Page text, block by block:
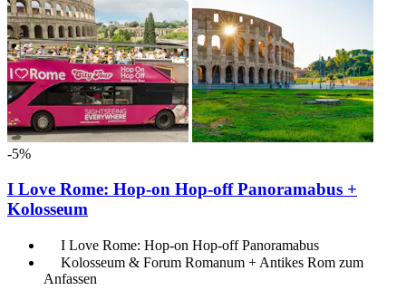
-5%
I Love Rome: Hop-on Hop-off Panoramabus +
Kolosseum
I Love Rome: Hop-on Hop-off Panoramabus
Kolosseum & Forum Romanum + Antikes Rom zum
Anfassen